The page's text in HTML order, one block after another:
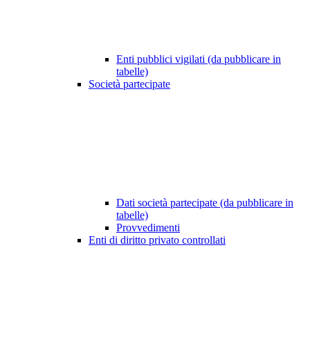
Enti pubblici vigilati (da pubblicare in
tabelle)
Società partecipate
Dati società partecipate (da pubblicare in
tabelle)
Provvedimenti
Enti di diritto privato controllati